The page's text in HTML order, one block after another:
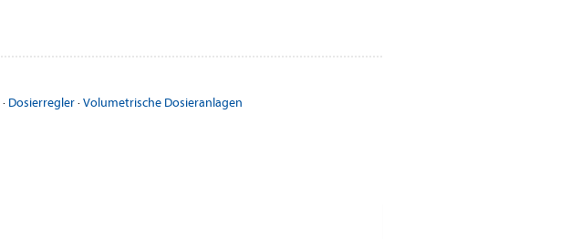
· Dosierregler·Volumetrische Dosieranlagen